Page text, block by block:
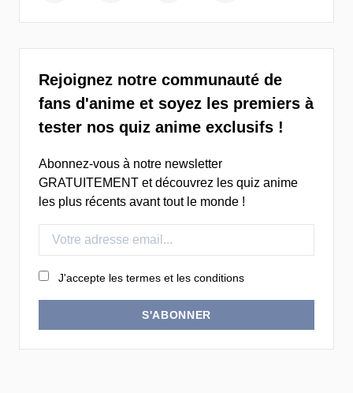
Rejoignez notre communauté de
fans d'anime et soyez les premiers à
tester nos quiz anime exclusifs !
Abonnez-vous à notre newsletter
GRATUITEMENT et découvrez les quiz anime
les plus récents avant tout le monde !
J'accepte les termes et les conditions
S'ABONNER